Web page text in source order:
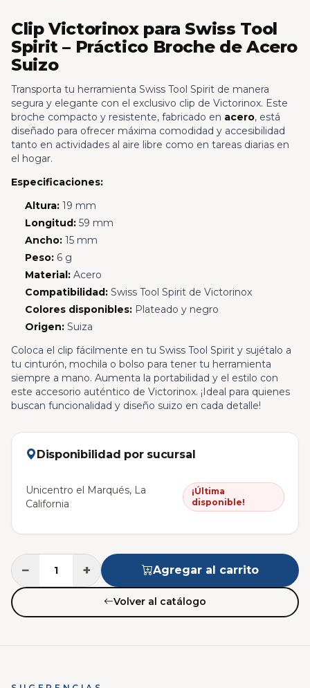
Clip Victorinox para Swiss Tool
Spirit – Práctico Broche de Acero
Suizo
Transporta tu herramienta Swiss Tool Spirit de manera
segura y elegante con el exclusivo clip de Victorinox. Este
broche compacto y resistente, fabricado en acero, está
diseñado para ofrecer máxima comodidad y accesibilidad
tanto en actividades al aire libre como en tareas diarias en
el hogar.
Especificaciones:
Altura:19 mm
Longitud:59 mm
Ancho:15 mm
Peso:6 g
Material:Acero
Compatibilidad:Swiss Tool Spirit de Victorinox
Colores disponibles:Plateado y negro
Origen:Suiza
Coloca el clip fácilmente en tu Swiss Tool Spirit y sujétalo a
tu cinturón, mochila o bolso para tener tu herramienta
siempre a mano. Aumenta la portabilidad y el estilo con
este accesorio auténtico de Victorinox. ¡Ideal para quienes
buscan funcionalidad y diseño suizo en cada detalle!
Disponibilidad por sucursal
Unicentro el Marqués, La
California
¡Última
disponible!
− + Agregar al carrito
Volver al catálogo